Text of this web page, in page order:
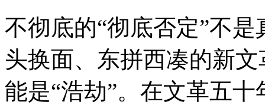
不彻底的“彻底否定”不
头换面、东拼西凑的新
能是“浩劫”。在文革五